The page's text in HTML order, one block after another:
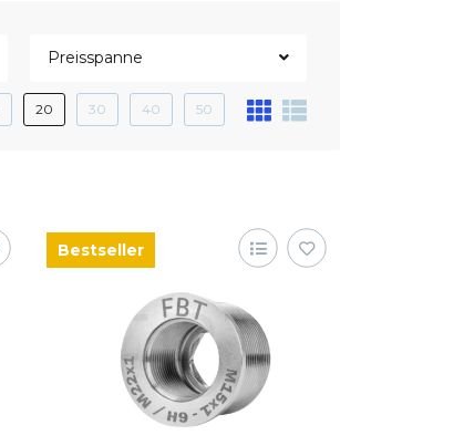
Preisspanne
20 30 40 50
Bestseller